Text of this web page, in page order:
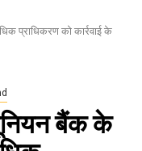
प्राधिकरण को कार्रवाई के
बैंक के